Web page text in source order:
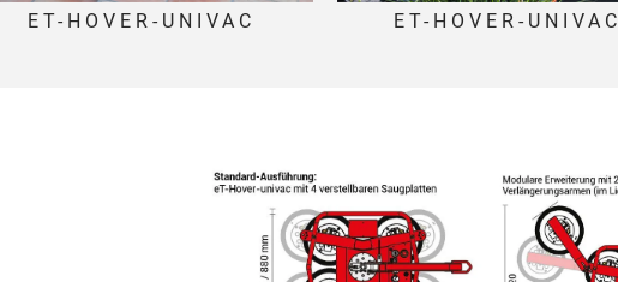
ET-HOVER-UNIVAC ET-HOVER-UNIVAC